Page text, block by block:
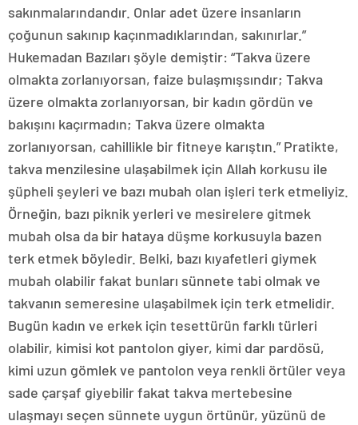
sakınmalarındandır. Onlar adet üzere insanların
çoğunun sakınıp kaçınmadıklarından, sakınırlar.”
Hukemadan Bazıları şöyle demiştir: “Takva üzere
olmakta zorlanıyorsan, faize bulaşmışsındır; Takva
üzere olmakta zorlanıyorsan, bir kadın gördün ve
bakışını kaçırmadın; Takva üzere olmakta
zorlanıyorsan, cahillikle bir fitneye karıştın.” Pratikte,
takva menzilesine ulaşabilmek için Allah korkusu ile
şüpheli şeyleri ve bazı mubah olan işleri terk etmeliyiz.
Örneğin, bazı piknik yerleri ve mesirelere gitmek
mubah olsa da bir hataya düşme korkusuyla bazen
terk etmek böyledir. Belki, bazı kıyafetleri giymek
mubah olabilir fakat bunları sünnete tabi olmak ve
takvanın semeresine ulaşabilmek için terk etmelidir.
Bugün kadın ve erkek için tesettürün farklı türleri
olabilir, kimisi kot pantolon giyer, kimi dar pardösü,
kimi uzun gömlek ve pantolon veya renkli örtüler veya
sade çarşaf giyebilir fakat takva mertebesine
ulaşmayı seçen sünnete uygun örtünür, yüzünü de